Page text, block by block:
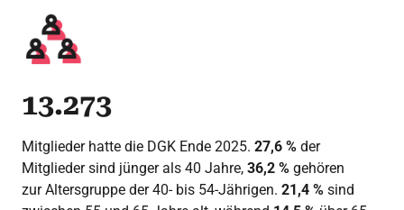
13.273
Mitglieder hatte die DGK Ende 2025. 27,6 % der
Mitglieder sind jünger als 40 Jahre, 36,2 % gehören
zur Altersgruppe der 40- bis 54-Jährigen. 21,4 % sind